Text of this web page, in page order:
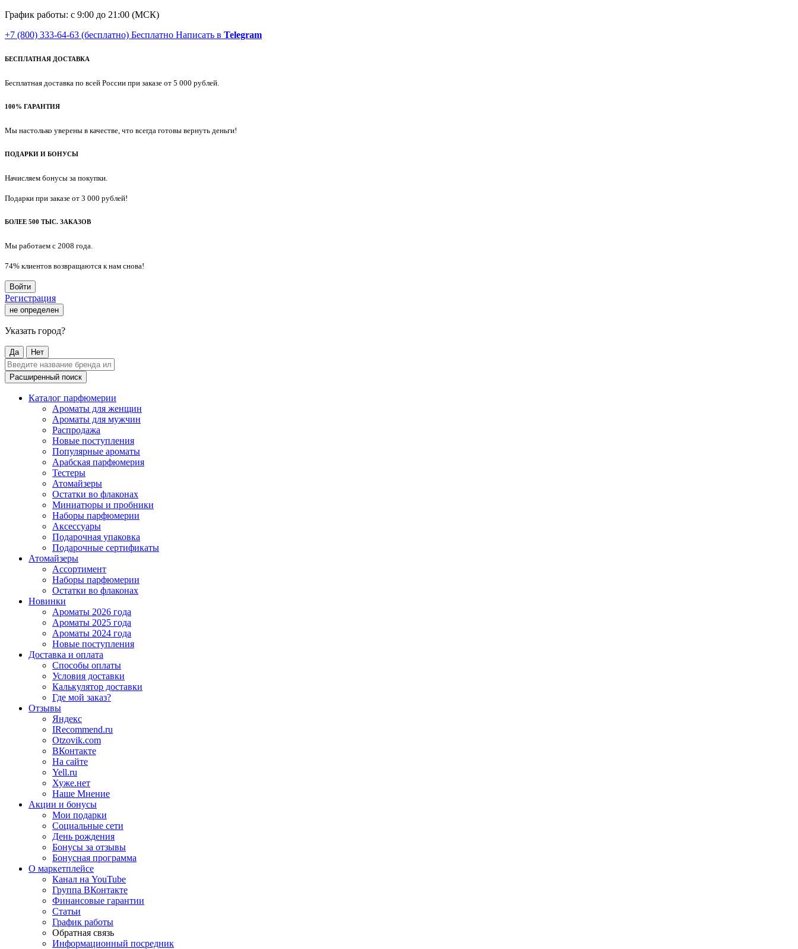
График работы: с 9:00 до 21:00 (МСК)
+7 (800) 333-64-63 (бесплатно) Бесплатно Написать в Telegram
БЕСПЛАТНАЯ ДОСТАВКА
Бесплатная доставка по всей России при заказе от 5 000 рублей.
100% ГАРАНТИЯ
Мы настолько уверены в качестве, что всегда готовы вернуть деньги!
ПОДАРКИ И БОНУСЫ
Начисляем бонусы за покупки.
Подарки при заказе от 3 000 рублей!
БОЛЕЕ 500 ТЫС. ЗАКАЗОВ
Мы работаем с 2008 года.
74% клиентов возвращаются к нам снова!
Войти
Регистрация
не определен
Указать город?
Да Нет
Расширенный поиск
Каталог парфюмерии
Ароматы для женщин
Ароматы для мужчин
Распродажа
Новые поступления
Популярные ароматы
Арабская парфюмерия
Тестеры
Атомайзеры
Остатки во флаконах
Миниатюры и пробники
Наборы парфюмерии
Аксессуары
Подарочная упаковка
Подарочные сертификаты
Атомайзеры
Ассортимент
Наборы парфюмерии
Остатки во флаконах
Новинки
Ароматы 2026 года
Ароматы 2025 года
Ароматы 2024 года
Новые поступления
Доставка и оплата
Способы оплаты
Условия доставки
Калькулятор доставки
Где мой заказ?
Отзывы
Яндекс
IRecommend.ru
Otzovik.com
ВКонтакте
На сайте
Yell.ru
Хуже.нет
Наше Мнение
Акции и бонусы
Мои подарки
Социальные сети
День рождения
Бонусы за отзывы
Бонусная программа
О маркетплейсе
Канал на YouTube
Группа ВКонтакте
Финансовые гарантии
Статьи
График работы
Обратная связь
Информационный посредник